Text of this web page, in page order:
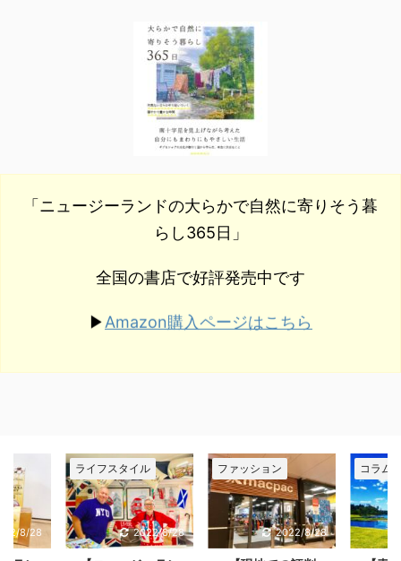
「ニュージーランドの大らかで自然に寄りそう暮
らし365日」
全国の書店で好評発売中です
▶︎ Amazon購入ページはこちら
8/28
ファッション
2022/8/28
コラム
2022/8/28
トラベ